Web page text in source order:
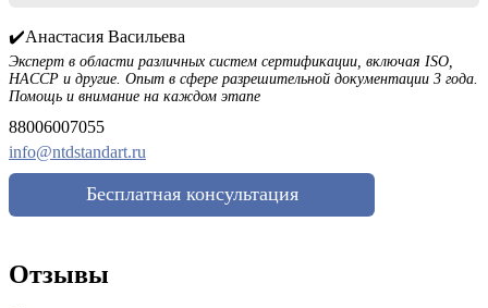
✔️Анастасия Васильева
Эксперт в области различных систем сертификации, включая ISO,
HACCP и другие. Опыт в сфере разрешительной документации 3 года.
Помощь и внимание на каждом этапе
88006007055
info@ntdstandart.ru
Бесплатная консультация
Отзывы